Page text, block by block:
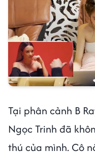
Tại phân cảnh B
Ngọc Trinh đã
thú của mình. Cô